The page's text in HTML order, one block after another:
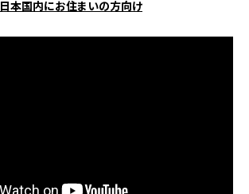
日本国内にお住まいの方向け